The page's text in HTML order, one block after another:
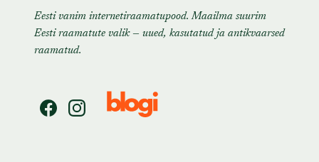
Eesti vanim internetiraamatupood. Maailma suurim
Eesti raamatute valik — uued, kasutatud ja antikvaarsed
raamatud.